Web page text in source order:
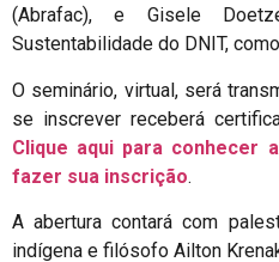
(Abrafac), e Gisele
Sustentabilidade do DNIT,
O seminário, virtual, será
se inscrever receberá
Clique aqui para conhecer
fazer sua inscrição.
A abertura contará com
indígena e filósofo Ailton